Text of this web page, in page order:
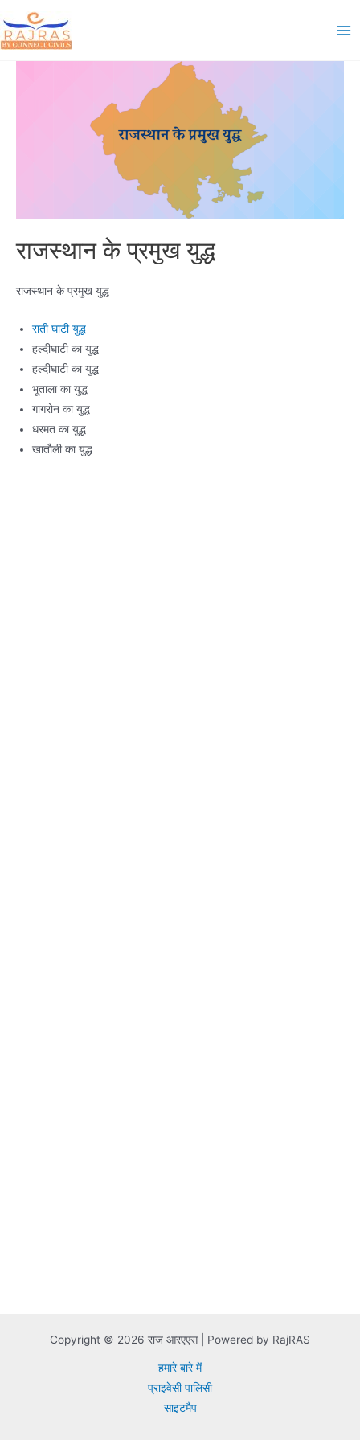
to
content
राजस्थान के प्रमुख युद्ध
राजस्थान के प्रमुख युद्ध
राती घाटी युद्ध
हल्दीघाटी का युद्ध
हल्दीघाटी का युद्ध
भूताला का युद्ध
गागरोन का युद्ध
धरमत का युद्ध
खातौली का युद्ध
Copyright © 2026 राज आरएएस | Powered by RajRAS
हमारे बारे में
प्राइवेसी पालिसी
साइटमैप